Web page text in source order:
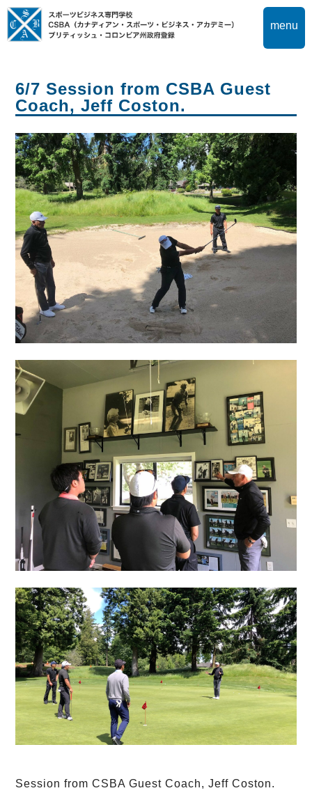
menu
6/7 Session from CSBA Guest
Coach, Jeff Coston.
Session from CSBA Guest Coach, Jeff Coston.